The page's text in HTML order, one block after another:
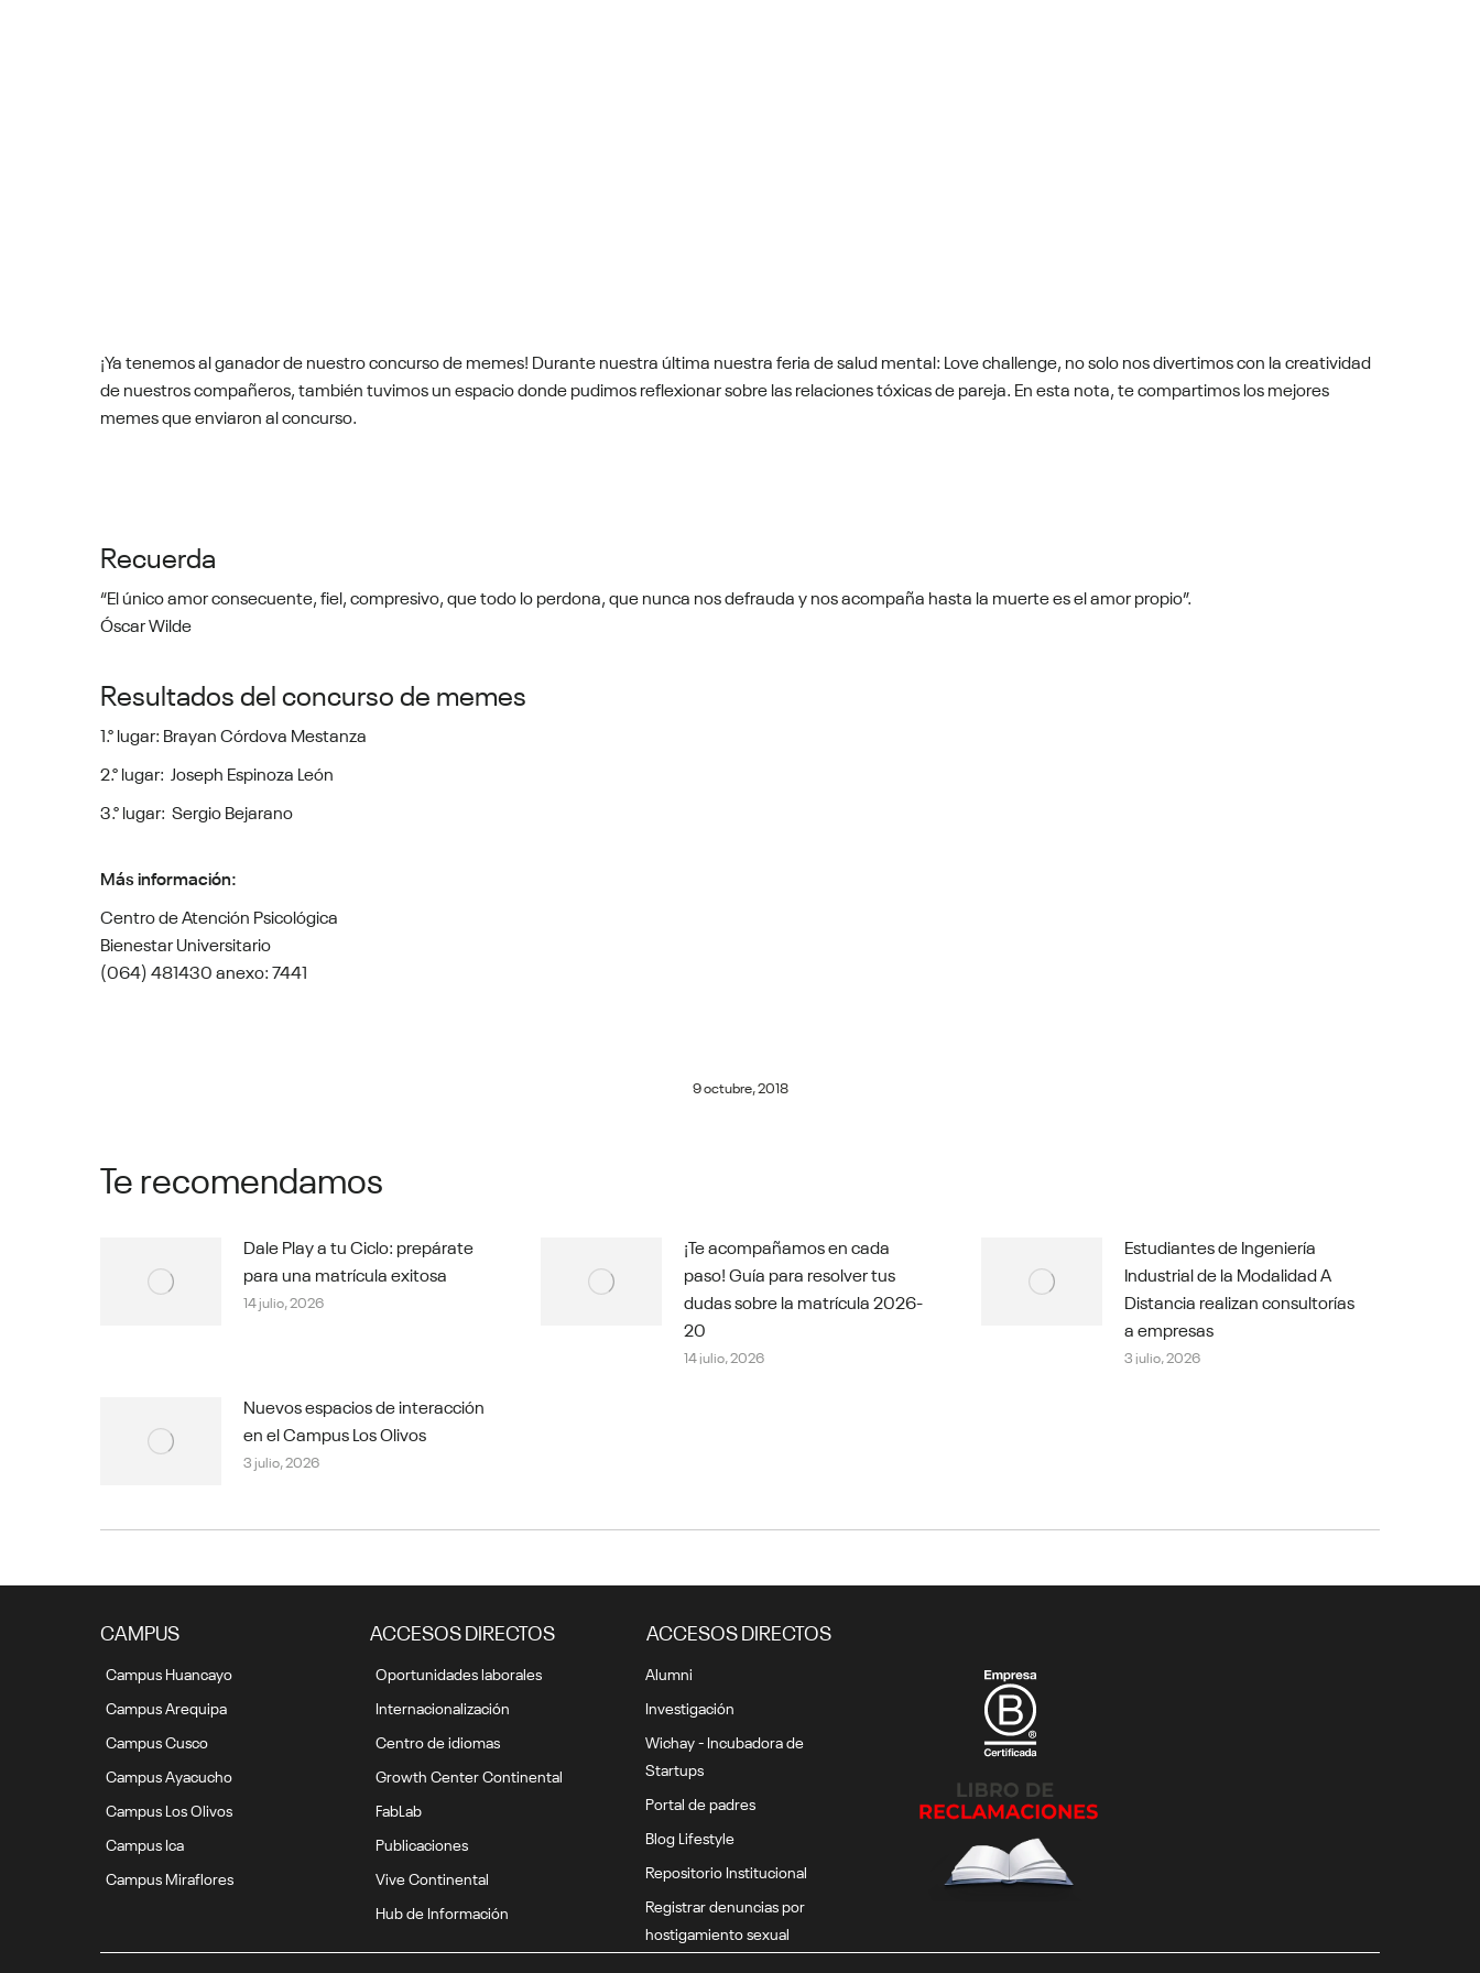
¡Ya tenemos al ganador de nuestro concurso de memes! Durante nuestra última nuestra feria de salud mental: Love challenge, no solo nos divertimos con la creatividad
de nuestros compañeros, también tuvimos un espacio donde pudimos reflexionar sobre las relaciones tóxicas de pareja. En esta nota, te compartimos los mejores
memes que enviaron al concurso.
Recuerda
“El único amor consecuente, fiel, compresivo, que todo lo perdona, que nunca nos defrauda y nos acompaña hasta la muerte es el amor propio”.
Óscar Wilde
Resultados del concurso de memes
1.° lugar: Brayan Córdova Mestanza
2.° lugar: Joseph Espinoza León
3.° lugar: Sergio Bejarano
Más información:
Centro de Atención Psicológica
Bienestar Universitario
(064) 481430 anexo: 7441
9 octubre, 2018
Te recomendamos
Dale Play a tu Ciclo: prepárate
para una matrícula exitosa
14 julio, 2026
¡Te acompañamos en cada
paso! Guía para resolver tus
dudas sobre la matrícula 2026-
20
14 julio, 2026
Estudiantes de Ingeniería
Industrial de la Modalidad A
Distancia realizan consultorías
a empresas
3 julio, 2026
Nuevos espacios de interacción
en el Campus Los Olivos
3 julio, 2026
CAMPUS
Campus Huancayo
Campus Arequipa
Campus Cusco
Campus Ayacucho
Campus Los Olivos
Campus Ica
Campus Miraflores
ACCESOS DIRECTOS
Oportunidades laborales
Internacionalización
Centro de idiomas
Growth Center Continental
FabLab
Publicaciones
Vive Continental
Hub de Información
ACCESOS DIRECTOS
Alumni
Investigación
Wichay - Incubadora de
Startups
Portal de padres
Blog Lifestyle
Repositorio Institucional
Registrar denuncias por
hostigamiento sexual